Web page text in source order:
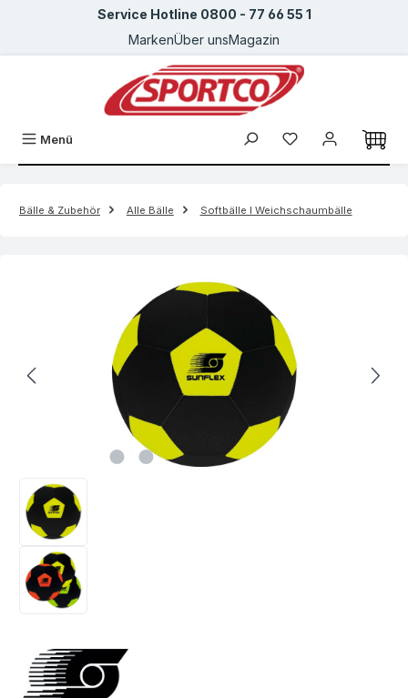
Zum Hauptinhalt springenService Hotline 0800 - 77 66 55 1
MarkenÜber unsMagazin
Menü
Bälle & Zubehör Alle Bälle Softbälle I Weichschaumbälle